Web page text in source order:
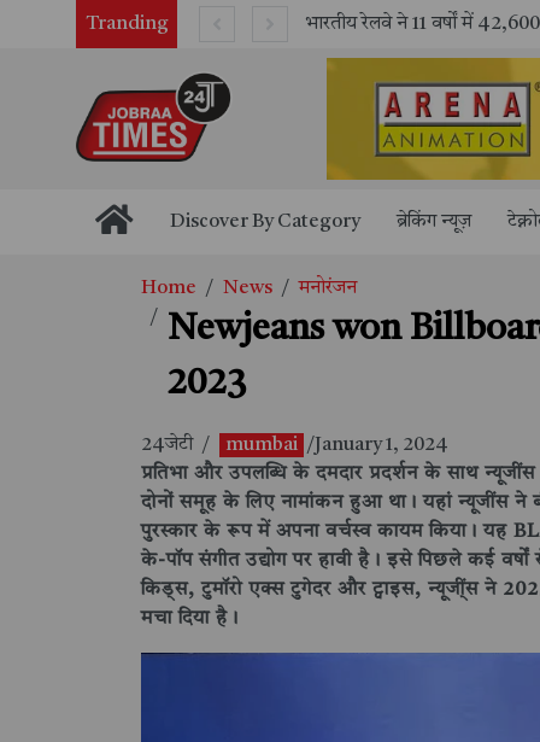
Tranding
Discover By Category ब्रेकिंग न्यूज़
Home News मनोरंजन
Newjeans won
2023
24जेटी / mumbai /January 1, 2024
प्रतिभा और उपलब्धि के दमदार प्रदर्शन के साथ
दोनों समूह के लिए नामांकन हुआ था। यहां न्यूजींस ने
पुरस्कार के रूप में अपना वर्चस्व कायम किया। यह
के-पॉप संगीत उद्योग पर हावी है। इसे पिछले कई
किड्स, टुमॉरो एक्स टुगेदर और ट्वाइस, न्यूजी्ंस ने
मचा दिया है।